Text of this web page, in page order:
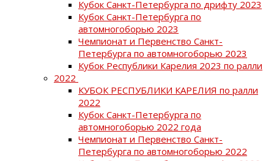
Кубок Санкт-Петербурга по дрифту 2023
Кубок Санкт-Петербурга по
автомногоборью 2023
Чемпионат и Первенство Санкт-
Петербурга по автомногоборью 2023
Кубок Республики Карелия 2023 по ралли
2022
КУБОК РЕСПУБЛИКИ КАРЕЛИЯ по ралли
2022
Кубок Санкт-Петербурга по
автомногоборью 2022 года
Чемпионат и Первенство Санкт-
Петербурга по автомногоборью 2022